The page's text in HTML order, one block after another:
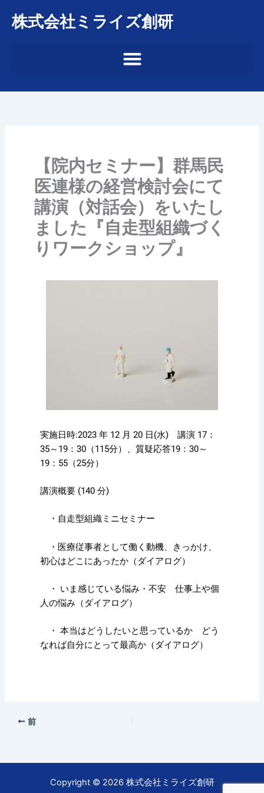
プ
株式会社ミライズ創研
【院内セミナー】群馬民
医連様の経営検討会にて
講演（対話会）をいたし
ました『自走型組織づく
りワークショップ』
実施日時:2023 年 12 月 20 日(水) 講演 17：
35～19：30（115分）、質疑応答19：30～
19：55（25分）
講演概要 (140 分)
・自走型組織ミニセミナー
・医療従事者として働く動機、きっかけ、
初心はどこにあったか（ダイアログ）
・ いま感じている悩み・不安 仕事上や個
人の悩み（ダイアログ）
・ 本当はどうしたいと思っているか どう
なれば自分にとって最高か（ダイアログ）
前
Copyright © 2026 株式会社ミライズ創研